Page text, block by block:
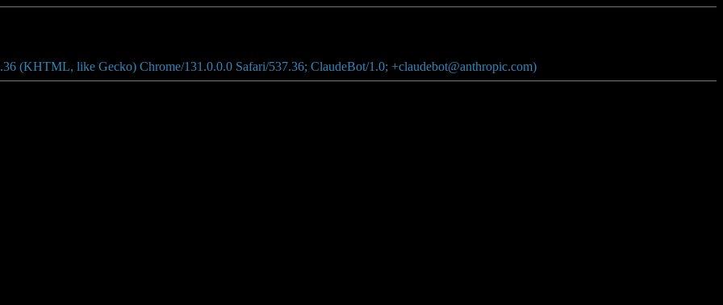
(KHTML, like Gecko) Chrome/131.0.0.0 Safari/537.36; ClaudeBot/1.0; +claudebot@anthropic.com)